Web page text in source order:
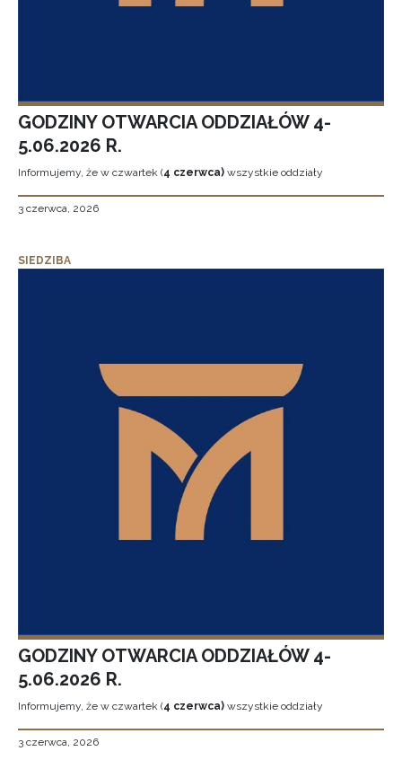
GODZINY OTWARCIA ODDZIAŁÓW 4-
5.06.2026 R.
Informujemy, że w czwartek (4 czerwca) wszystkie oddziały
3 czerwca, 2026
SIEDZIBA
GODZINY OTWARCIA ODDZIAŁÓW 4-
5.06.2026 R.
Informujemy, że w czwartek (4 czerwca) wszystkie oddziały
3 czerwca, 2026